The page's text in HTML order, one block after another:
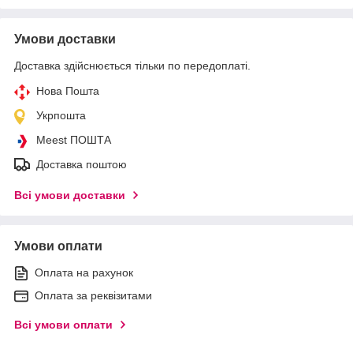
Умови доставки
Доставка здійснюється тільки по передоплаті.
Нова Пошта
Укрпошта
Meest ПОШТА
Доставка поштою
Всі умови доставки
Умови оплати
Оплата на рахунок
Оплата за реквізитами
Всі умови оплати